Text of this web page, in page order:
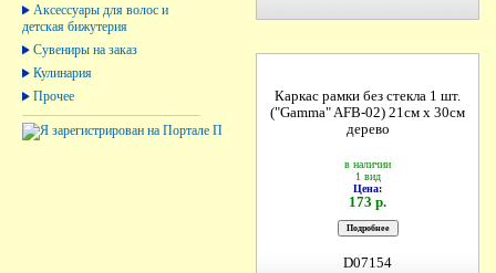
Аксессуары для волос и
детская бижутерия
Сувениры на заказ
Кулинария
Прочее
Каркас рамки без стекла 1 шт.
("Gamma" AFB-02) 21см х 30см
дерево
в наличии
1 вид
Цена:
173 р.
D07154